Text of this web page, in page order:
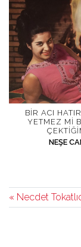
BIR ACI
YETMEZ MI
NEŞE
« Necdet